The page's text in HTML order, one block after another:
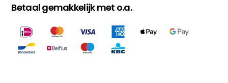
Betaal gemakkelijk met o.a.